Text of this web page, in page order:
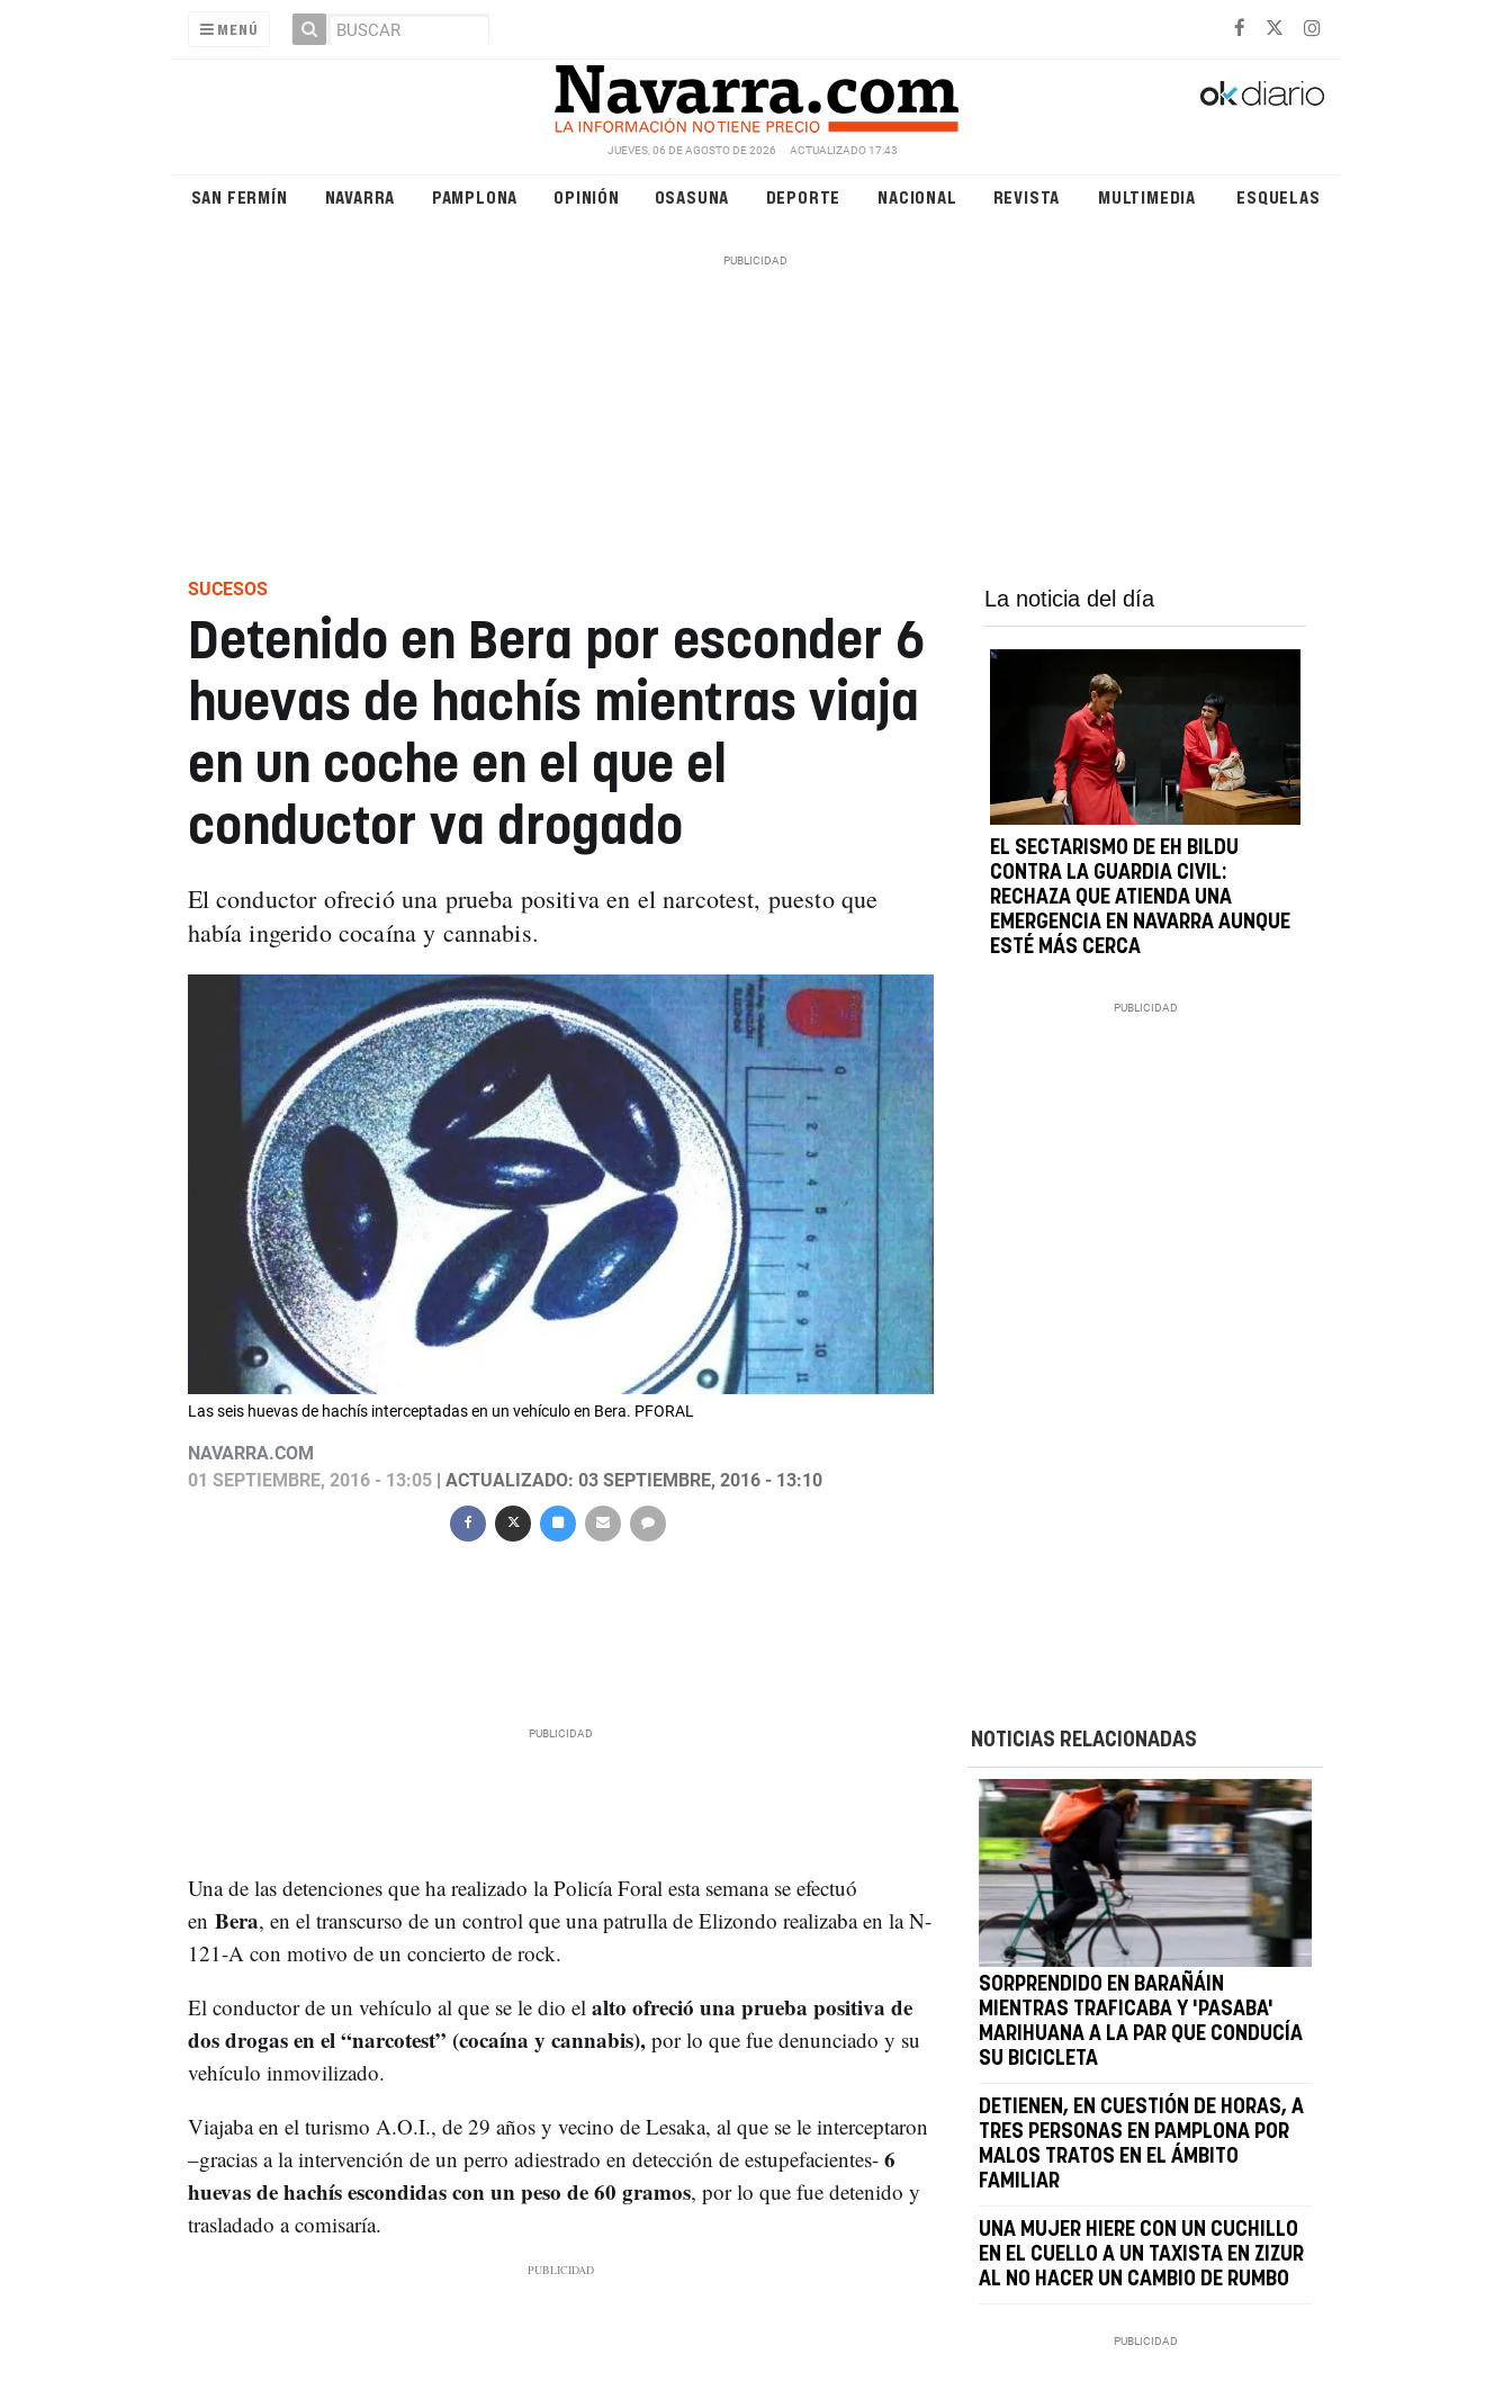
MENÚ
JUEVES, 06 DE AGOSTO DE 2026 ACTUALIZADO 17:43
SAN FERMÍN NAVARRA PAMPLONA OPINIÓN OSASUNA DEPORTE NACIONAL REVISTA MULTIMEDIA ESQUELAS
SUCESOS
Detenido en Bera por esconder 6
huevas de hachís mientras viaja
en un coche en el que el
conductor va drogado
El conductor ofreció una prueba positiva en el narcotest, puesto que
había ingerido cocaína y cannabis.
Las seis huevas de hachís interceptadas en un vehículo en Bera. PFORAL
NAVARRA.COM
01 SEPTIEMBRE, 2016 - 13:05| ACTUALIZADO: 03 SEPTIEMBRE, 2016 - 13:10
La noticia del día
EL SECTARISMO DE EH BILDU
CONTRA LA GUARDIA CIVIL:
RECHAZA QUE ATIENDA UNA
EMERGENCIA EN NAVARRA AUNQUE
ESTÉ MÁS CERCA
Una de las detenciones que ha realizado la Policía Foral esta semana se efectuó
en Bera, en el transcurso de un control que una patrulla de Elizondo realizaba en la N-
121-A con motivo de un concierto de rock.
El conductor de un vehículo al que se le dio el alto ofreció una prueba positiva de
dos drogas en el “narcotest” (cocaína y cannabis),por lo que fue denunciado y su
vehículo inmovilizado.
Viajaba en el turismo A.O.I., de 29 años y vecino de Lesaka, al que se le interceptaron
–gracias a la intervención de un perro adiestrado en detección de estupefacientes- 6
huevas de hachís escondidas con un peso de 60 gramos, por lo que fue detenido y
trasladado a comisaría.
NOTICIAS RELACIONADAS
SORPRENDIDO EN BARAÑÁIN
MIENTRAS TRAFICABA Y 'PASABA'
MARIHUANA A LA PAR QUE CONDUCÍA
SU BICICLETA
DETIENEN, EN CUESTIÓN DE HORAS, A
TRES PERSONAS EN PAMPLONA POR
MALOS TRATOS EN EL ÁMBITO
FAMILIAR
UNA MUJER HIERE CON UN CUCHILLO
EN EL CUELLO A UN TAXISTA EN ZIZUR
AL NO HACER UN CAMBIO DE RUMBO